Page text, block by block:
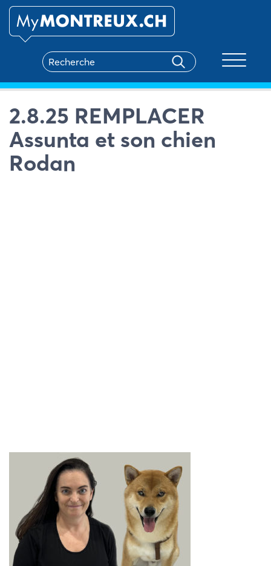
2.8.25 REMPLACER
Assunta et son chien
Rodan